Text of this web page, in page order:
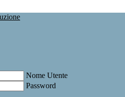
Nome Utente
Password